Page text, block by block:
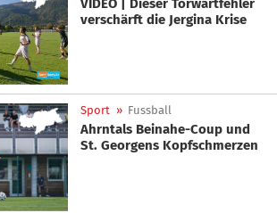
VIDEO | Dieser Torwartfehler
verschärft die Jergina Krise
Sport » Fussball
Ahrntals Beinahe-Coup und
St. Georgens Kopfschmerzen